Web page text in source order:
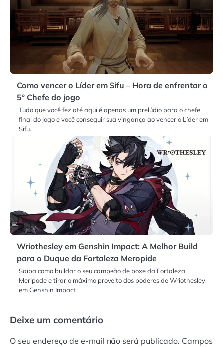
Como vencer o Líder em Sifu – Hora de enfrentar o
5° Chefe do jogo
Tudo que você fez até aqui é apenas um prelúdio para o chefe
final do jogo e você conseguir sua vingança ao vencer o Líder em
Sifu.
Wriothesley em Genshin Impact: A Melhor Build
para o Duque da Fortaleza Meropide
Saiba como buildar o seu campeão de boxe da Fortaleza
Meripode e tirar o máximo proveito dos poderes de Wriothesley
em Genshin Impact
Deixe um comentário
O seu endereço de e-mail não será publicado. Campos